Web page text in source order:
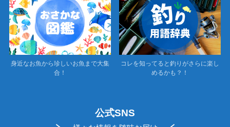
身近なお魚から珍しいお魚まで大集
合！
コレを知ってると釣りがさらに楽し
めるかも？！
公式SNS